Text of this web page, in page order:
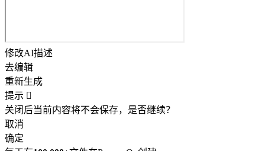
修改AI描述
去编辑
重新生成
提示 
关闭后当前内容将不会保存，是否继续？
取消
确定